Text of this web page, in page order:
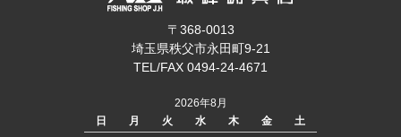
〒368-0013
埼玉県秩父市永田町9-21
TEL/FAX 0494-24-4671
2026年8月
日
月 火 水 木 金
土